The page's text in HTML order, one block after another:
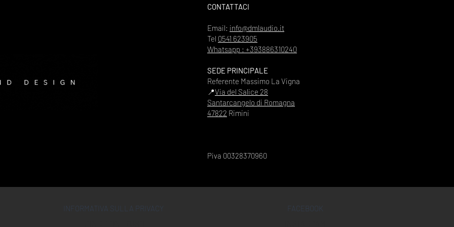
CONTATTACI
Email: info@dmlaudio.it
Tel 0541 623905
Whatsapp : +393886310240
SEDE PRINCIPALE
Referente Massimo La Vigna
📍Via del Salice 28
Santarcangelo di Romagna
47822 Rimini
Piva 00328370960
INFORMATIVA SULLA PRIVACY
FACEBOOK